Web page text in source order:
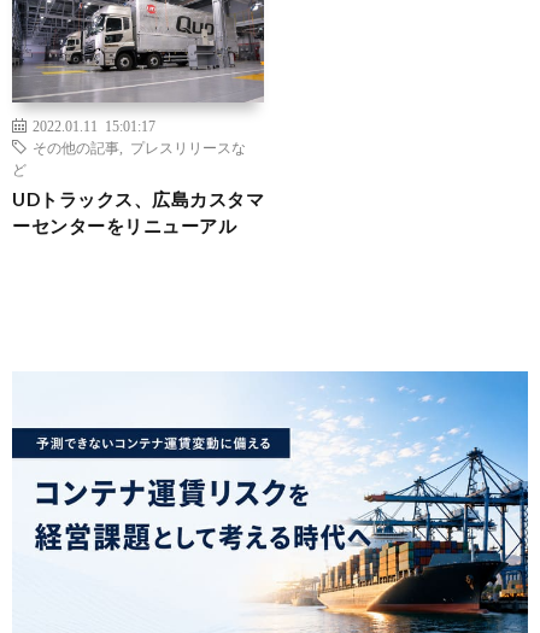
2022.01.11 15:01:17
その他の記事
プレスリリースな
ど
UDトラックス、広島カスタマ
ーセンターをリニューアル